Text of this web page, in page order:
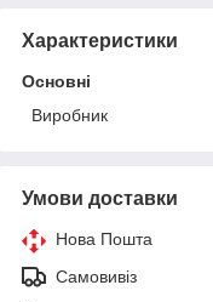
Характеристики
Основні
Виробник
Умови доставки
Нова Пошта
Самовивіз